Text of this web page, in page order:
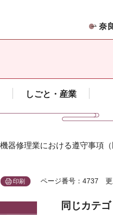
奈
しごと・産業
器修理業における遵守事項
印刷 ページ番号：4737
同じカテ